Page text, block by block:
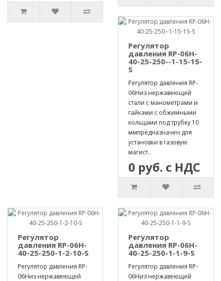
Регулятор
давления RP-06H-
40-25-250--1-15-15-
S
Регулятор давления RP-
06Hиз нержавеющей
стали с манометрами и
гайками с обжимными
кольцами под трубку 10
ммпредназначен для
установки в газовую
магист..
0 руб. с НДС
Регулятор
давления RP-06H-
40-25-250-1-2-10-S
Регулятор давления RP-
06Hиз нержавеющей
Регулятор
давления RP-06H-
40-25-250-1-1-9-S
Регулятор давления RP-
06Hиз нержавеющей